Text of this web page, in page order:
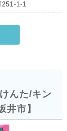
251-1-1
んた/キン
市】